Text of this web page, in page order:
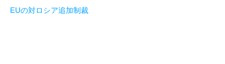
EUの対ロシア追加制裁